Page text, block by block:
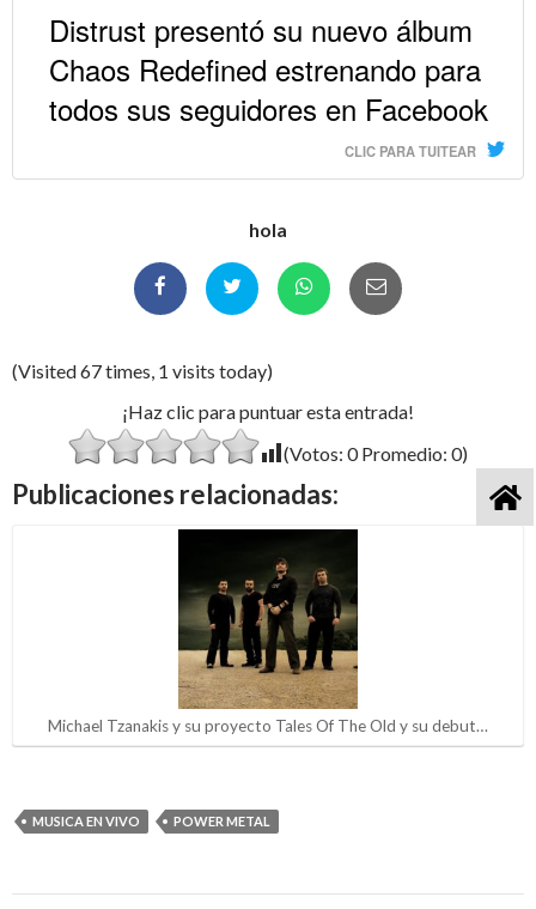
Distrust presentó su nuevo álbum
Chaos Redefined estrenando para
todos sus seguidores en Facebook
CLIC PARA TUITEAR
hola
(Visited 67 times, 1 visits today)
¡Haz clic para puntuar esta entrada!
(Votos: 0Promedio: 0)
Publicaciones relacionadas:
Michael Tzanakis y su proyecto Tales Of The Old y su debut…
MUSICA EN VIVO POWER METAL